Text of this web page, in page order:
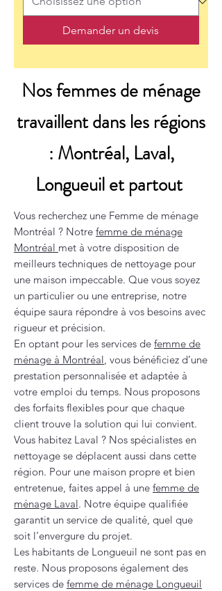
Demander un devis
Nos femmes de ménage
travaillent dans les régions
: Montréal, Laval,
Longueuil et partout
Vous recherchez une Femme de ménage
Montréal ? Notre femme de ménage
Montréal met à votre disposition de
meilleurs techniques de nettoyage pour
une maison impeccable. Que vous soyez
un particulier ou une entreprise, notre
équipe saura répondre à vos besoins avec
rigueur et précision.
En optant pour les services de femme de
ménage à Montréal, vous bénéficiez d’une
prestation personnalisée et adaptée à
votre emploi du temps. Nous proposons
des forfaits flexibles pour que chaque
client trouve la solution qui lui convient.
Vous habitez Laval ? Nos spécialistes en
nettoyage se déplacent aussi dans cette
région. Pour une maison propre et bien
entretenue, faites appel à une femme de
ménage Laval. Notre équipe qualifiée
garantit un service de qualité, quel que
soit l’envergure du projet.
Les habitants de Longueuil ne sont pas en
reste. Nous proposons également des
services de femme de ménage Longueuil